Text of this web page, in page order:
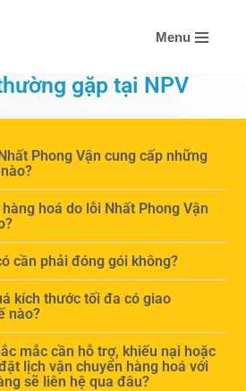
Menu
gặp tại NPV
Phong Vận cung cấp những
hoá do lỗi Nhất Phong Vận
cần phải đóng gói không?
kích thước tối đa có giao
nào?
mắc cần hỗ trợ, khiếu nại hoặc
lịch vận chuyển hàng hoá với
sẽ liên hệ qua đâu?